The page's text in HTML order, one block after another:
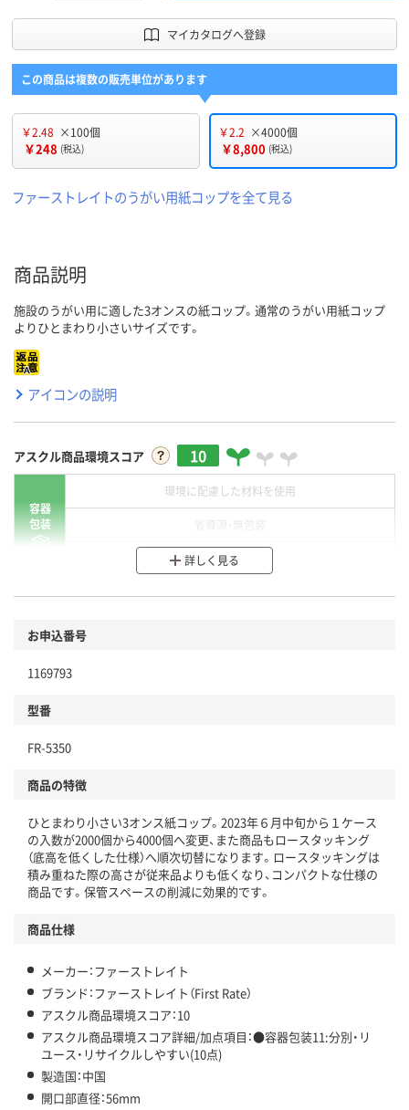
マイカタログへ登録
この商品は複数の販売単位があります
￥2.48 ×100個
￥248 (税込)
￥2.2 ×4000個
￥8,800 (税込)
ファーストレイトのうがい用紙コップを全て見る
商品説明
施設のうがい用に適した3オンスの紙コップ。通常のうがい用紙コップ
よりひとまわり小さいサイズです。
アイコンの説明
アスクル商品環境スコア 10
容器
包装
環境に配慮した材料を使用
分別・リサイクルしやすい設計
本体
仕組
この商品の環境配慮ポイントです。下記商品詳細「
アスクル商品環境スコア詳細／加点項目
」で確認できます。
詳しく見る
お申込番号
1169793
型番
FR-5350
商品の特徴
ひとまわり小さい3オンス紙コップ。2023年６月中旬から１ケース
の入数が2000個から4000個へ変更、また商品もロースタッキング
（底高を低くした仕様）へ順次切替になります。ロースタッキングは
積み重ねた際の高さが従来品よりも低くなり、コンパクトな仕様の
商品です。保管スペースの削減に効果的です。
商品仕様
メーカー：ファーストレイト
ブランド：ファーストレイト（First Rate）
アスクル商品環境スコア：10
アスクル商品環境スコア詳細/加点項目：●容器包装11:分別・リ
ユース・リサイクルしやすい(10点)
製造国：中国
開口部直径：56mm